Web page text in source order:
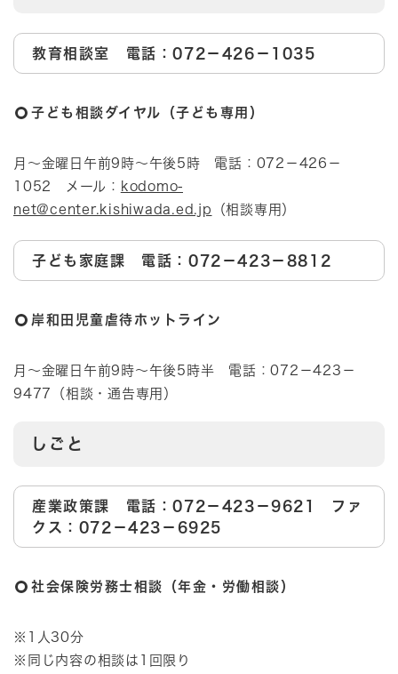
教育相談室 電話：072－426－1035
子ども相談ダイヤル（子ども専用）
月～金曜日午前9時～午後5時 電話：072－426－
1052 メール： kodomo-
net@center.kishiwada.ed.jp （相談専用）​
子ども家庭課 電話：072－423－8812
岸和田児童虐待ホットライン
月～金曜日午前9時～午後5時半 電話：072－423－
9477（相談・通告専用）
しごと
産業政策課 電話：072－423－9621 ファ
クス：072－423－6925
社会保険労務士相談（年金・労働相談）
※1人30分
※同じ内容の相談は1回限り